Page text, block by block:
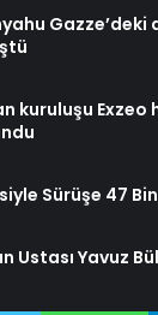
Gazze’deki
kuruluşu
Sürüşe 47
Ustası Yavuz